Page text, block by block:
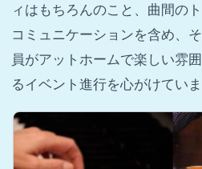
ィはもちろんのこと、曲間の
コミュニケーションを含め、
員がアットホームで楽しい雰
るイベント進行を心がけていま